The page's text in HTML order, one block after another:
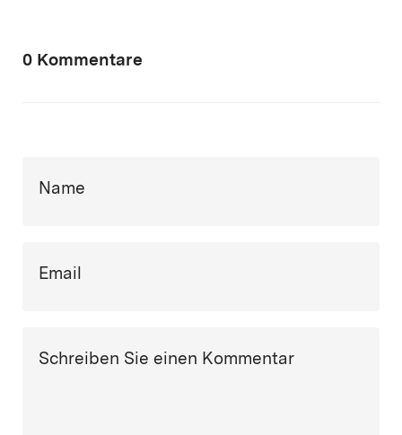
0 Kommentare
Name
Email
Schreiben Sie einen Kommentar